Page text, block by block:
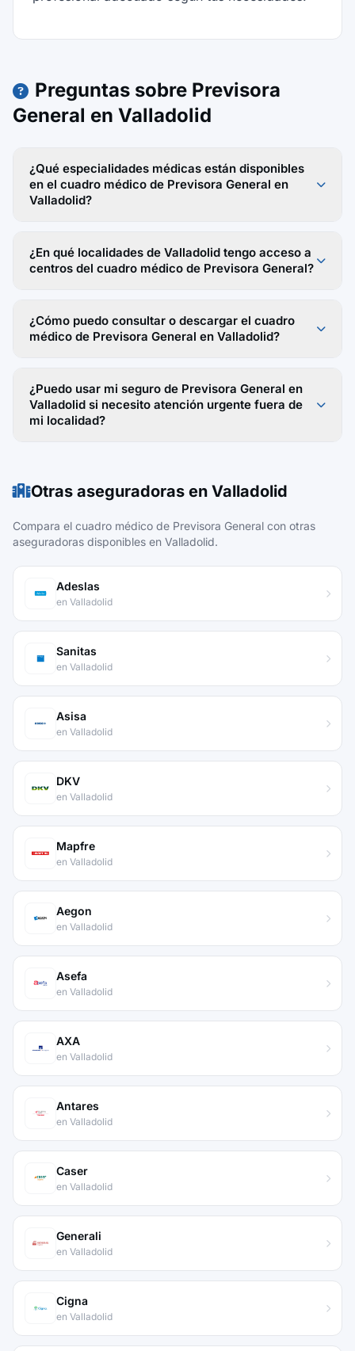
Preguntas sobre Previsora
General en Valladolid
¿Qué especialidades médicas están disponibles
en el cuadro médico de Previsora General en
Valladolid?
¿En qué localidades de Valladolid tengo acceso a
centros del cuadro médico de Previsora General?
¿Cómo puedo consultar o descargar el cuadro
médico de Previsora General en Valladolid?
¿Puedo usar mi seguro de Previsora General en
Valladolid si necesito atención urgente fuera de
mi localidad?
Otras aseguradoras en Valladolid
Compara el cuadro médico de Previsora General con otras
aseguradoras disponibles en Valladolid.
Adeslas
en Valladolid
Sanitas
en Valladolid
Asisa
en Valladolid
DKV
en Valladolid
Mapfre
en Valladolid
Aegon
en Valladolid
Asefa
en Valladolid
AXA
en Valladolid
Antares
en Valladolid
Caser
en Valladolid
Generali
en Valladolid
Cigna
en Valladolid